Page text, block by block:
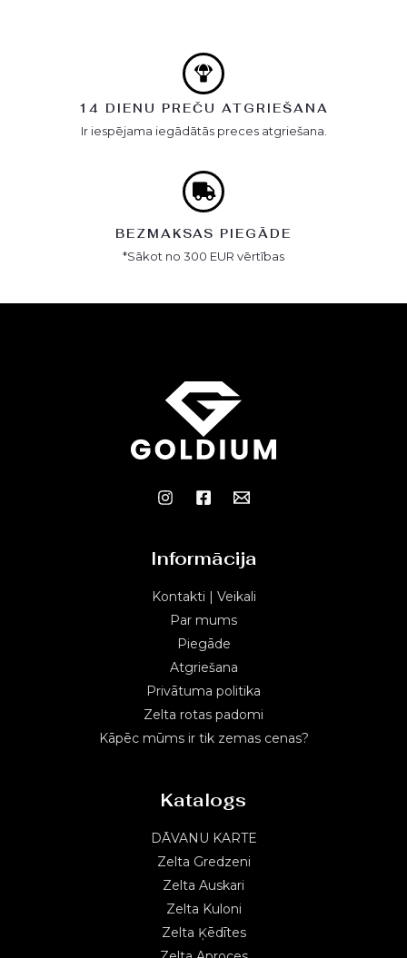
14 DIENU PREČU ATGRIEŠANA
Ir iespējama iegādātās preces atgriešana.
BEZMAKSAS PIEGĀDE
*Sākot no 300 EUR vērtības
Informācija
Kontakti | Veikali
Par mums
Piegāde
Atgriešana
Privātuma politika
Zelta rotas padomi
Kāpēc mūms ir tik zemas cenas?
Katalogs
DĀVANU KARTE
Zelta Gredzeni
Zelta Auskari
Zelta Kuloni
Zelta Ķēdītes